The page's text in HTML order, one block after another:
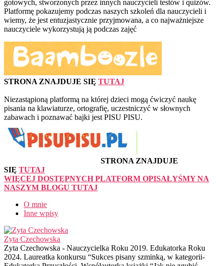
gotowych, stworzonych przez innych nauczycieli testów i quizów.
Platformę pokazujemy podczas naszych szkoleń dla nauczycieli i
wiemy, że jest entuzjastycznie przyjmowana, a co najważniejsze
nauczyciele wykorzystują ją podczas zajęć
STRONA ZNAJDUJE SIĘ TUTAJ
Niezastąpioną platformą na której dzieci mogą ćwiczyć naukę
pisania na klawiaturze, ortografię, uczestniczyć w słownych
zabawach i poznawać bajki jest PISU PISU.
STRONA ZNAJDUJE
SIĘ TUTAJ
WIĘCEJ DOSTĘPNYCH PLATFORM OPISAŁYŚMY NA
NASZYM BLOGU TUTAJ
O mnie
Inne wpisy
Zyta Czechowska
Zyta Czechowska - Nauczycielka Roku 2019. Edukatorka Roku
2024. Laureatka konkursu “Sukces pisany szminką, w kategorii-